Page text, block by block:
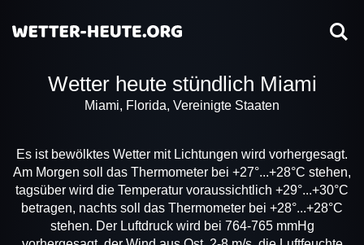
Wetter heute stündlich Miami
Miami, Florida, Vereinigte Staaten
Es ist bewölktes Wetter mit Lichtungen wird vorhergesagt.
Am Morgen soll das Thermometer bei +27°...+28°C stehen,
tagsüber wird die Temperatur voraussichtlich +29°...+30°C
betragen, nachts soll das Thermometer bei +28°...+28°C
stehen. Der Luftdruck wird bei 764-765 mmHg